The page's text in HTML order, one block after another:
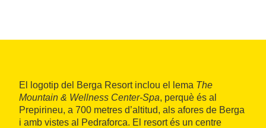
El logotip del Berga Resort inclou el lema The
Mountain & Wellness Center-Spa, perquè és al
Prepirineu, a 700 metres d’altitud, als afores de Berga
i amb vistes al Pedraforca. El resort és un centre